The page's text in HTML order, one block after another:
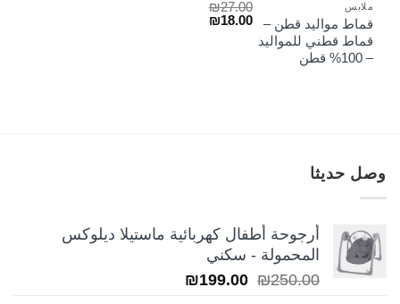
ملابس
قماط مواليد قطن –
قماط قطني للمواليد
– 100% قطن
₪27.00
السعر₪18.00
وصل حديثا
أرجوحة أطفال كهربائية ماستيلا ديلوكس
المحمولة - سكني
₪250.00
السعر ₪199.00